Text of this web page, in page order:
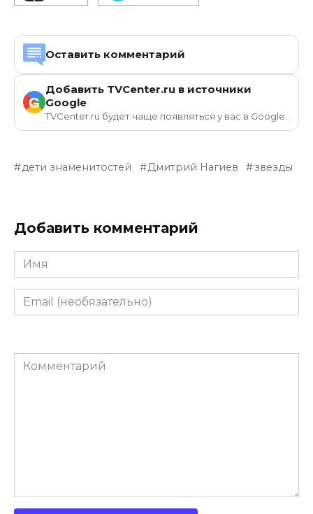
Оставить комментарий
G
Добавить TVCenter.ru в источники
Google
TVCenter.ru будет чаще появляться у вас в Google.
дети знаменитостей Дмитрий Нагиев звезды
Добавить комментарий
Имя
Email
(необязательно)
Комментарий